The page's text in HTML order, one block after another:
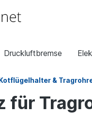
Druckluftbremse
&
für